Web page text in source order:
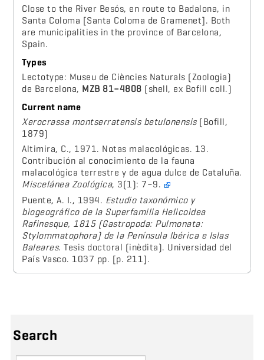
Close to the River Besós, en route to Badalona, in
Santa Coloma [Santa Coloma de Gramenet]. Both
are municipalities in the province of Barcelona,
Spain.
Types
Lectotype: Museu de Ciències Naturals (Zoologia)
de Barcelona, MZB 81–4808 (shell, ex Bofill coll.)
Current name
Xerocrassa montserratensis betulonensis(Bofill,
1879)
Altimira, C., 1971. Notas malacológicas. 13.
Contribución al conocimiento de la fauna
malacológica terrestre y de agua dulce de Cataluña.
Miscelánea Zoológica, 3(1): 7–9.
Puente, A. I., 1994. Estudio taxonómico y
biogeográfico de la Superfamilia Helicoidea
Rafinesque, 1815 (Gastropoda: Pulmonata:
Stylommatophora) de la Península Ibérica e Islas
Baleares. Tesis doctoral (inèdita). Universidad del
País Vasco. 1037 pp. [p. 211].
Search